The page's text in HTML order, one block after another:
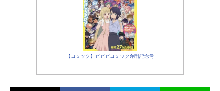
【コミック】ビビビコミック創刊記念号